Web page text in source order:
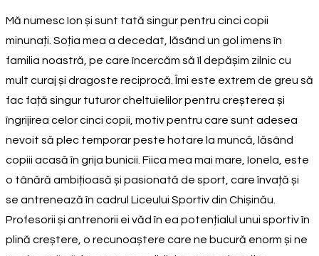
Mă numesc Ion și sunt tată singur pentru cinci copii
minunați. Soția mea a decedat, lăsând un gol imens în
familia noastră, pe care încercăm să îl depășim zilnic cu
mult curaj și dragoste reciprocă. Îmi este extrem de greu să
fac față singur tuturor cheltuielilor pentru creșterea și
îngrijirea celor cinci copii, motiv pentru care sunt adesea
nevoit să plec temporar peste hotare la muncă, lăsând
copiii acasă în grija bunicii. Fiica mea mai mare, Ionela, este
o tânără ambițioasă și pasionată de sport, care învață și
se antrenează în cadrul Liceului Sportiv din Chișinău.
Profesorii și antrenorii ei văd în ea potențialul unui sportiv în
plină creștere, o recunoaștere care ne bucură enorm și ne